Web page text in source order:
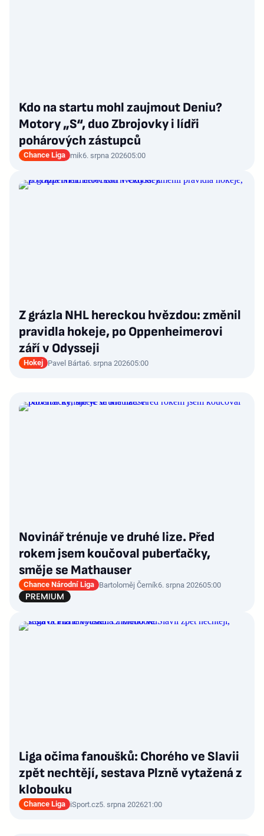
Kdo na startu mohl zaujmout Deniu?
Motory „S“, duo Zbrojovky i lídři
pohárových zástupců
Chance Liga mik6. srpna 202605:00
Z grázla NHL hereckou hvězdou: změnil
pravidla hokeje, po Oppenheimerovi
září v Odysseji
Hokej Pavel Bárta6. srpna 202605:00
Novinář trénuje ve druhé lize. Před
rokem jsem koučoval puberťačky,
směje se Mathauser
Chance Národní Liga Bartoloměj Černík6. srpna 202605:00
Liga očima fanoušků: Chorého ve Slavii
zpět nechtějí, sestava Plzně vytažená z
klobouku
Chance Liga iSport.cz5. srpna 202621:00